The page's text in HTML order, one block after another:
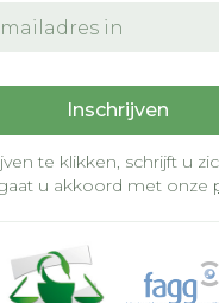
Inschrijven
te klikken, schrijft u
u akkoord met onze